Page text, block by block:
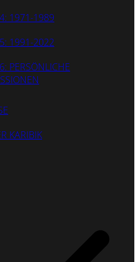
1971-1989
1991-2022
PERSÖNLICHE
KARIBIK